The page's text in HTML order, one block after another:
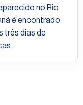
no Rio
é encontrado
três dias de